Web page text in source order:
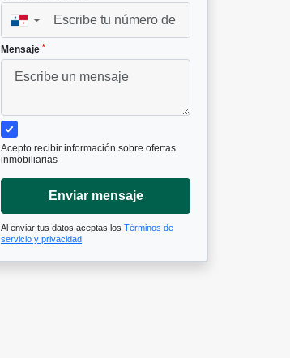
▼
Mensaje *
Acepto recibir información sobre ofertas
inmobiliarias
Enviar mensaje
Al enviar tus datos aceptas los Términos de
servicio y privacidad